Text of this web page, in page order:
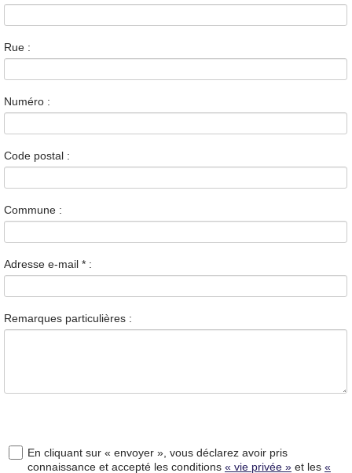
Rue :
Numéro :
Code postal :
Commune :
Adresse e-mail * :
Remarques particulières :
En cliquant sur « envoyer », vous déclarez avoir pris
connaissance et accepté les conditions « vie privée » et les «